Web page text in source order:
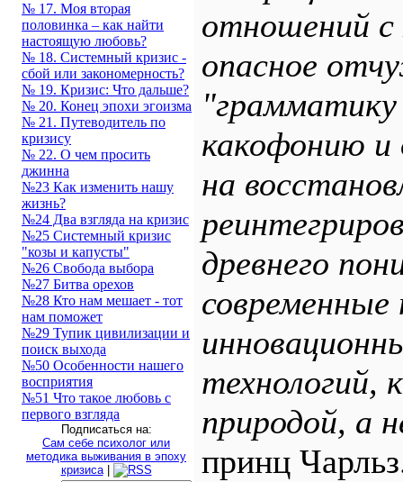
№ 17. Моя вторая
половинка – как найти
настоящую любовь?
№ 18. Системный кризис -
сбой или закономерность?
№ 19. Кризис: Что дальше?
№ 20. Конец эпохи эгоизма
№ 21. Путеводитель по
кризису
№ 22. О чем просить
джинна
№23 Как изменить нашу
жизнь?
№24 Два взгляда на кризис
№25 Системный кризис
"козы и капусты"
№26 Свобода выбора
№27 Битва орехов
№28 Кто нам мешает - тот
нам поможет
№29 Тупик цивилизации и
поиск выхода
№50 Особенности нашего
восприятия
№51 Что такое любовь с
первого взгляда
Подписаться на:
Сам себе психолог или
методика выживания в эпоху
кризиса|
отношений с
опасное
какофонию и
на
древнего
современные
технологий,
природой, а
принц